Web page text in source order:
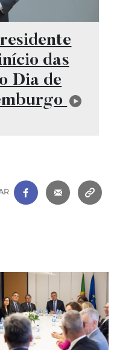
das
Dia de
FACEBOOK